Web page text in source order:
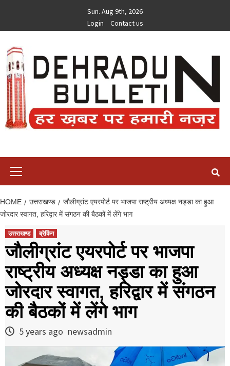
content
Sun. Aug 9th, 2026
Login
Contact us
HOME उत्तराखण्ड
जाैलीग्रांट एयरपोर्ट पर भाजपा राष्ट्रीय अध्यक्ष नड्डा का हुआ
जोरदार स्वागत, हरिद्वार में संगठन की बैठकों में लेंगे भाग
उत्तराखण्ड ब्रेकिंग
जाैलीग्रांट एयरपोर्ट पर भाजपा
राष्ट्रीय अध्यक्ष नड्डा का हुआ
जोरदार स्वागत, हरिद्वार में संगठन
की बैठकों में लेंगे भाग
5 years ago newsadmin